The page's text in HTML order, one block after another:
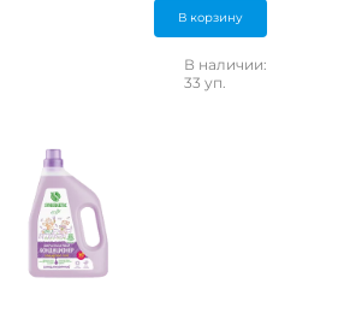
В корзину
В наличии:
33 уп.